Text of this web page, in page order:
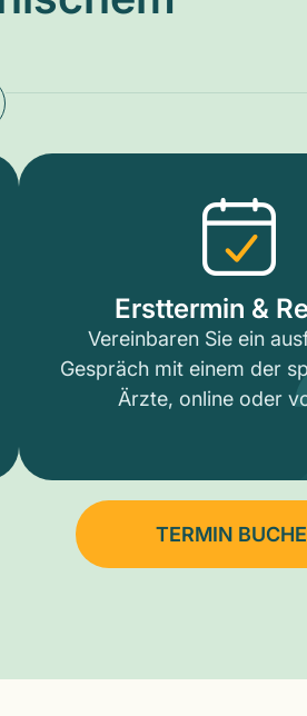
Ersttermin &
Vereinbaren Sie ein
Gespräch mit einem der
Ärzte, online oder
TERMIN